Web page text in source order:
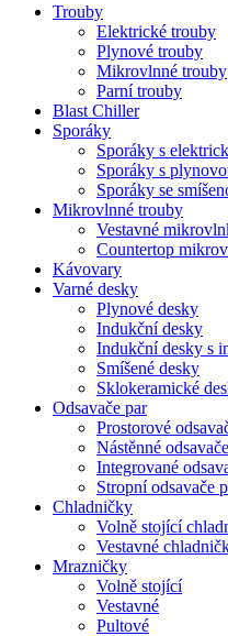
Trouby
Elektrické trouby
Plynové trouby
Mikrovlnné trouby
Parní trouby
Blast Chiller
Sporáky
Sporáky s
Sporáky s
Sporáky se
Mikrovlnné trouby
Vestavné
Countertop
Kávovary
Varné desky
Plynové desky
Indukční desky
Indukční desky s
Smíšené desky
Sklokeramické
Odsavače par
Prostorové
Nástěnné
Integrované
Stropní odsavače
Chladničky
Volně stojící
Vestavné
Mrazničky
Volně stojící
Vestavné
Pultové